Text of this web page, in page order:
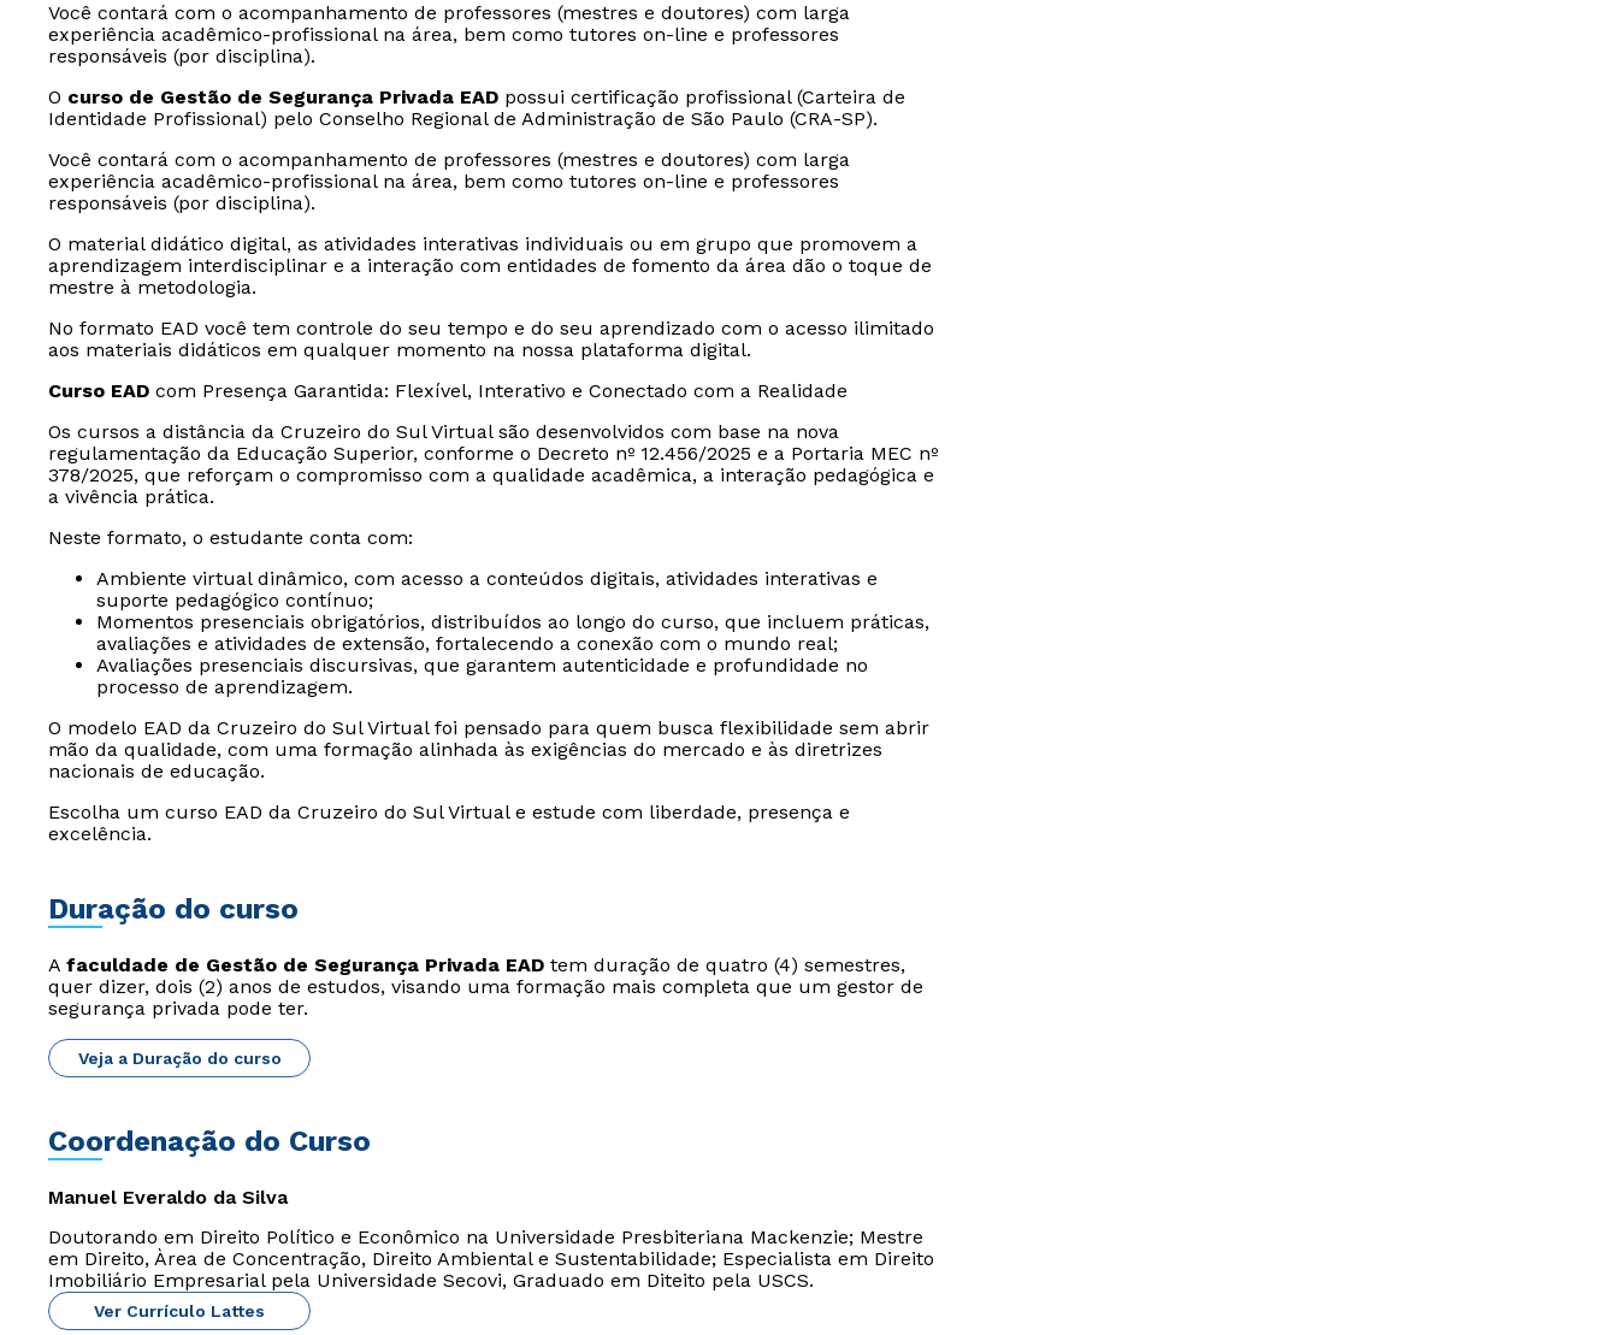
Você contará com o acompanhamento de professores (mestres e doutores) com larga
experiência acadêmico-profissional na área, bem como tutores on-line e professores
responsáveis (por disciplina).
O curso de Gestão de Segurança Privada EAD possui certificação profissional (Carteira de
Identidade Profissional) pelo Conselho Regional de Administração de São Paulo (CRA-SP).
Você contará com o acompanhamento de professores (mestres e doutores) com larga
experiência acadêmico-profissional na área, bem como tutores on-line e professores
responsáveis (por disciplina).
O material didático digital, as atividades interativas individuais ou em grupo que promovem a
aprendizagem interdisciplinar e a interação com entidades de fomento da área dão o toque de
mestre à metodologia.
No formato EAD você tem controle do seu tempo e do seu aprendizado com o acesso ilimitado
aos materiais didáticos em qualquer momento na nossa plataforma digital.
Curso EAD com Presença Garantida: Flexível, Interativo e Conectado com a Realidade
Os cursos a distância da Cruzeiro do Sul Virtual são desenvolvidos com base na nova
regulamentação da Educação Superior, conforme o Decreto nº 12.456/2025 e a Portaria MEC nº
378/2025, que reforçam o compromisso com a qualidade acadêmica, a interação pedagógica e
a vivência prática.
Neste formato, o estudante conta com:
Ambiente virtual dinâmico, com acesso a conteúdos digitais, atividades interativas e
suporte pedagógico contínuo;
Momentos presenciais obrigatórios, distribuídos ao longo do curso, que incluem práticas,
avaliações e atividades de extensão, fortalecendo a conexão com o mundo real;
Avaliações presenciais discursivas, que garantem autenticidade e profundidade no
processo de aprendizagem.
O modelo EAD da Cruzeiro do Sul Virtual foi pensado para quem busca flexibilidade sem abrir
mão da qualidade, com uma formação alinhada às exigências do mercado e às diretrizes
nacionais de educação.
Escolha um curso EAD da Cruzeiro do Sul Virtual e estude com liberdade, presença e
excelência.
Duração do curso
A faculdade de Gestão de Segurança Privada EAD tem duração de quatro (4) semestres,
quer dizer, dois (2) anos de estudos, visando uma formação mais completa que um gestor de
segurança privada pode ter.
Veja a Duração do curso
Coordenação do Curso
Manuel Everaldo da Silva
Doutorando em Direito Político e Econômico na Universidade Presbiteriana Mackenzie; Mestre
em Direito, Àrea de Concentração, Direito Ambiental e Sustentabilidade; Especialista em Direito
Imobiliário Empresarial pela Universidade Secovi, Graduado em Diteito pela USCS.
Ver Currículo Lattes
Rápido e fácil
WhatsApp
ou
autorizo que meus dados sejam utilizados para o
Rápido e fácil
WhatsApp
ou
autorizo que meus dados sejam utilizados para o